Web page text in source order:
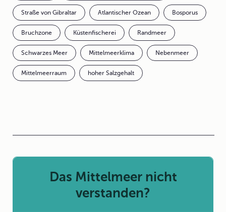
Straße von Gibraltar Atlantischer Ozean Bosporus
Bruchzone Küstenfischerei Randmeer
Schwarzes Meer Mittelmeerklima Nebenmeer
Mittelmeerraum hoher Salzgehalt
Das Mittelmeer nicht
verstanden?